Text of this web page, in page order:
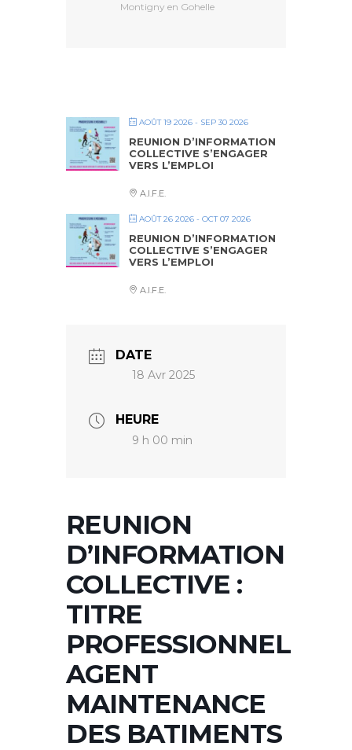
Montigny en Gohelle
AOÛT 19 2026 - SEP 30 2026
REUNION D’INFORMATION
COLLECTIVE S’ENGAGER
VERS L’EMPLOI
A.I.F.E.
AOÛT 26 2026 - OCT 07 2026
REUNION D’INFORMATION
COLLECTIVE S’ENGAGER
VERS L’EMPLOI
A.I.F.E.
DATE
18 Avr 2025
HEURE
9 h 00 min
REUNION
D’INFORMATION
COLLECTIVE :
TITRE
PROFESSIONNEL
AGENT
MAINTENANCE
DES BATIMENTS